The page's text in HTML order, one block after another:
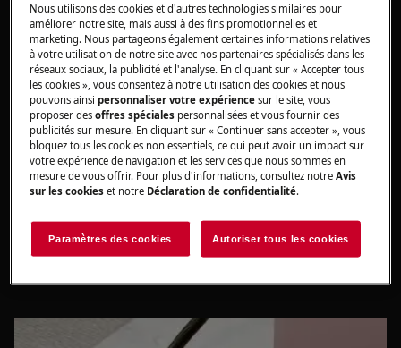
Accessoires
Acheter directement auprès d'AEG
Nous utilisons des cookies et d'autres technologies similaires pour
améliorer notre site, mais aussi à des fins promotionnelles et
marketing. Nous partageons également certaines informations relatives
à votre utilisation de notre site avec nos partenaires spécialisés dans les
réseaux sociaux, la publicité et l'analyse. En cliquant sur « Accepter tous
les cookies », vous consentez à notre utilisation des cookies et nous
pouvons ainsipersonnaliser votre expériencesur le site, vous
proposer desoffres spéciales personnalisées et vous fournir des
publicités sur mesure. En cliquant sur « Continuer sans accepter », vous
bloquez tous les cookies non essentiels, ce qui peut avoir un impact sur
votre expérience de navigation et les services que nous sommes en
mesure de vous offrir. Pour plus d'informations, consultez notreAvis
sur les cookies et notre Déclaration de confidentialité.
Paramètres des cookies Autoriser tous les cookies